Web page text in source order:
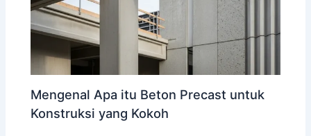
Mengenal Apa itu Beton Precast untuk
Konstruksi yang Kokoh